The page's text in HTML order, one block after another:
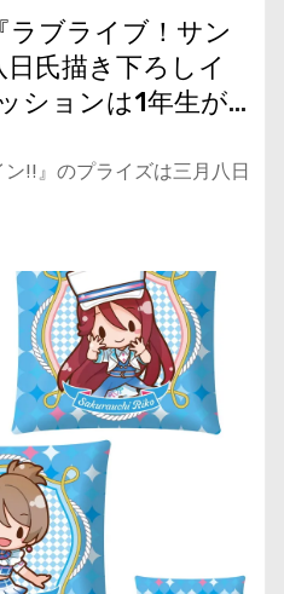
ブライブ！サン
氏描き下ろしイ
ションは1年生が
ン!!』のプライズは三月八日